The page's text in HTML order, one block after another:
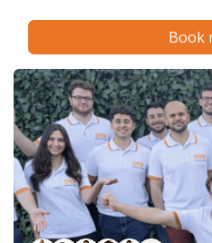
Book